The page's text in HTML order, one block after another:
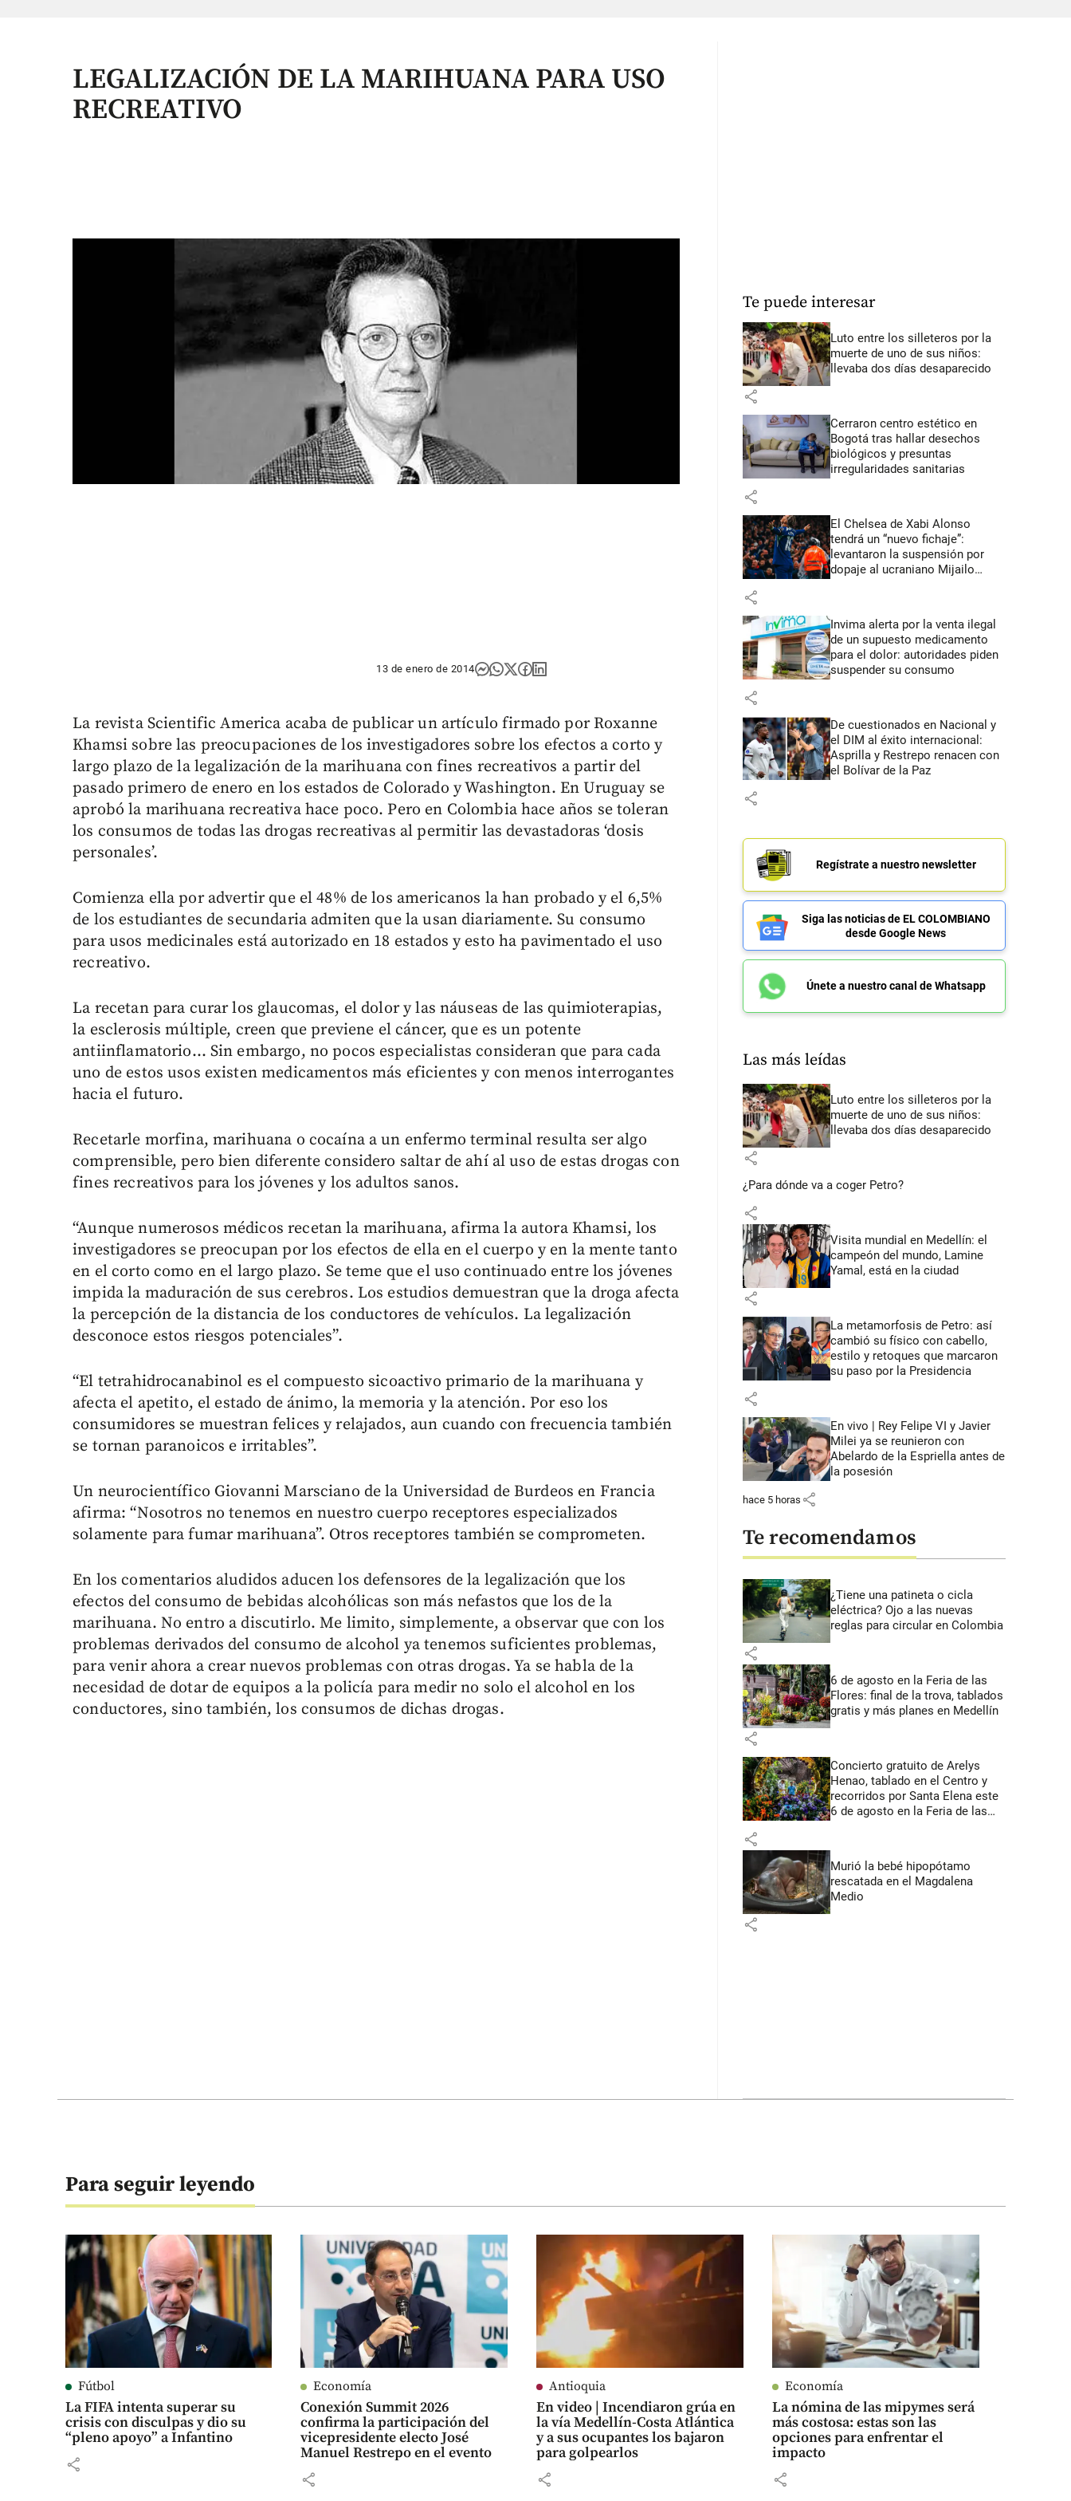
LEGALIZACIÓN DE LA MARIHUANA PARA USO
RECREATIVO
13 de enero de 2014
La revista Scientific America acaba de publicar un artículo firmado por Roxanne
Khamsi sobre las preocupaciones de los investigadores sobre los efectos a corto y
largo plazo de la legalización de la marihuana con fines recreativos a partir del
pasado primero de enero en los estados de Colorado y Washington. En Uruguay se
aprobó la marihuana recreativa hace poco. Pero en Colombia hace años se toleran
los consumos de todas las drogas recreativas al permitir las devastadoras ‘dosis
personales’.
Comienza ella por advertir que el 48% de los americanos la han probado y el 6,5%
de los estudiantes de secundaria admiten que la usan diariamente. Su consumo
para usos medicinales está autorizado en 18 estados y esto ha pavimentado el uso
recreativo.
La recetan para curar los glaucomas, el dolor y las náuseas de las quimioterapias,
la esclerosis múltiple, creen que previene el cáncer, que es un potente
antiinflamatorio… Sin embargo, no pocos especialistas consideran que para cada
uno de estos usos existen medicamentos más eficientes y con menos interrogantes
hacia el futuro.
Recetarle morfina, marihuana o cocaína a un enfermo terminal resulta ser algo
comprensible, pero bien diferente considero saltar de ahí al uso de estas drogas con
fines recreativos para los jóvenes y los adultos sanos.
“Aunque numerosos médicos recetan la marihuana, afirma la autora Khamsi, los
investigadores se preocupan por los efectos de ella en el cuerpo y en la mente tanto
en el corto como en el largo plazo. Se teme que el uso continuado entre los jóvenes
impida la maduración de sus cerebros. Los estudios demuestran que la droga afecta
la percepción de la distancia de los conductores de vehículos. La legalización
desconoce estos riesgos potenciales”.
“El tetrahidrocanabinol es el compuesto sicoactivo primario de la marihuana y
afecta el apetito, el estado de ánimo, la memoria y la atención. Por eso los
consumidores se muestran felices y relajados, aun cuando con frecuencia también
se tornan paranoicos e irritables”.
Un neurocientífico Giovanni Marsciano de la Universidad de Burdeos en Francia
afirma: “Nosotros no tenemos en nuestro cuerpo receptores especializados
solamente para fumar marihuana”. Otros receptores también se comprometen.
En los comentarios aludidos aducen los defensores de la legalización que los
efectos del consumo de bebidas alcohólicas son más nefastos que los de la
marihuana. No entro a discutirlo. Me limito, simplemente, a observar que con los
problemas derivados del consumo de alcohol ya tenemos suficientes problemas,
para venir ahora a crear nuevos problemas con otras drogas. Ya se habla de la
necesidad de dotar de equipos a la policía para medir no solo el alcohol en los
conductores, sino también, los consumos de dichas drogas.
Te puede interesar
Luto entre los silleteros por la
muerte de uno de sus niños:
llevaba dos días desaparecido
share
Cerraron centro estético en
Bogotá tras hallar desechos
biológicos y presuntas
irregularidades sanitarias
share
El Chelsea de Xabi Alonso
tendrá un “nuevo fichaje”:
levantaron la suspensión por
dopaje al ucraniano Mijailo
share
Invima alerta por la venta ilegal
de un supuesto medicamento
para el dolor: autoridades piden
suspender su consumo
share
De cuestionados en Nacional y
el DIM al éxito internacional:
Asprilla y Restrepo renacen con
el Bolívar de la Paz
share
Regístrate a nuestro newsletter
Siga las noticias de EL COLOMBIANO
desde Google News
Únete a nuestro canal de Whatsapp
Las más leídas
Luto entre los silleteros por la
muerte de uno de sus niños:
llevaba dos días desaparecido
share
¿Para dónde va a coger Petro?
share
Visita mundial en Medellín: el
campeón del mundo, Lamine
Yamal, está en la ciudad
share
La metamorfosis de Petro: así
cambió su físico con cabello,
estilo y retoques que marcaron
su paso por la Presidencia
share
En vivo | Rey Felipe VI y Javier
Milei ya se reunieron con
Abelardo de la Espriella antes de
la posesión
hace 5 horas share
Te recomendamos
¿Tiene una patineta o cicla
eléctrica? Ojo a las nuevas
reglas para circular en Colombia
share
6 de agosto en la Feria de las
Flores: final de la trova, tablados
gratis y más planes en Medellín
share
Concierto gratuito de Arelys
Henao, tablado en el Centro y
recorridos por Santa Elena este
6 de agosto en la Feria de las
share
Murió la bebé hipopótamo
rescatada en el Magdalena
Medio
share
Para seguir leyendo
Fútbol
La FIFA intenta superar su
crisis con disculpas y dio su
“pleno apoyo” a Infantino
share
Economía
Conexión Summit 2026
confirma la participación del
vicepresidente electo José
Manuel Restrepo en el evento
share
Antioquia
En video | Incendiaron grúa en
la vía Medellín-Costa Atlántica
y a sus ocupantes los bajaron
para golpearlos
share
Economía
La nómina de las mipymes será
más costosa: estas son las
opciones para enfrentar el
impacto
share